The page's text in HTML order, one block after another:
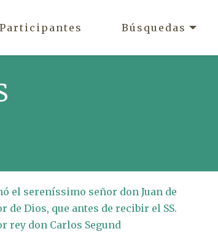
Participantes Búsquedas
el sereníssimo señor don Juan de
de Dios, que antes de recibir el SS.
rey don Carlos Segund